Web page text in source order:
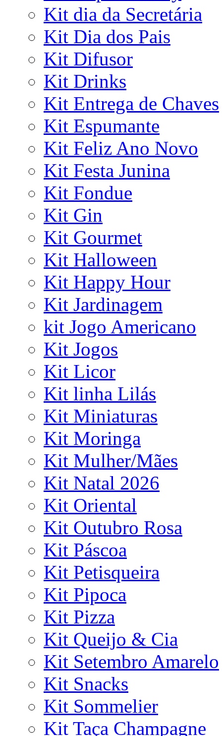
Kit dia da Secretária
Kit Dia dos Pais
Kit Difusor
Kit Drinks
Kit Entrega de Chaves
Kit Espumante
Kit Feliz Ano Novo
Kit Festa Junina
Kit Fondue
Kit Gin
Kit Gourmet
Kit Halloween
Kit Happy Hour
Kit Jardinagem
kit Jogo Americano
Kit Jogos
Kit Licor
Kit linha Lilás
Kit Miniaturas
Kit Moringa
Kit Mulher/Mães
Kit Natal 2026
Kit Oriental
Kit Outubro Rosa
Kit Páscoa
Kit Petisqueira
Kit Pipoca
Kit Pizza
Kit Queijo & Cia
Kit Setembro Amarelo
Kit Snacks
Kit Sommelier
Kit Taça Champagne